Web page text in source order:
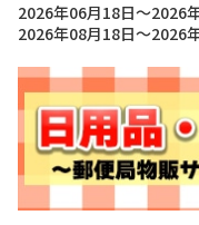
2026年06月18日～2026
2026年08月18日～2026